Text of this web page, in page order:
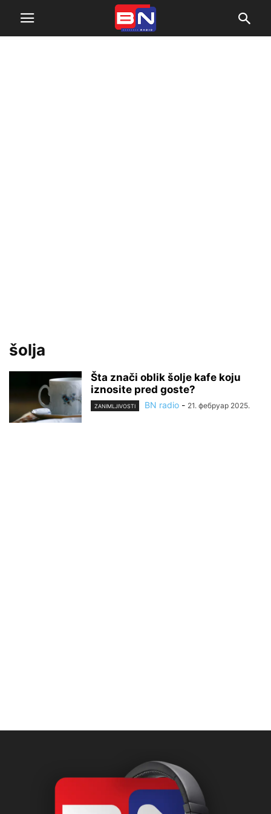
šolja
Šta znači oblik šolje kafe koju
iznosite pred goste?
ZANIMLJIVOSTI BN radio - 21. фебруар 2025.